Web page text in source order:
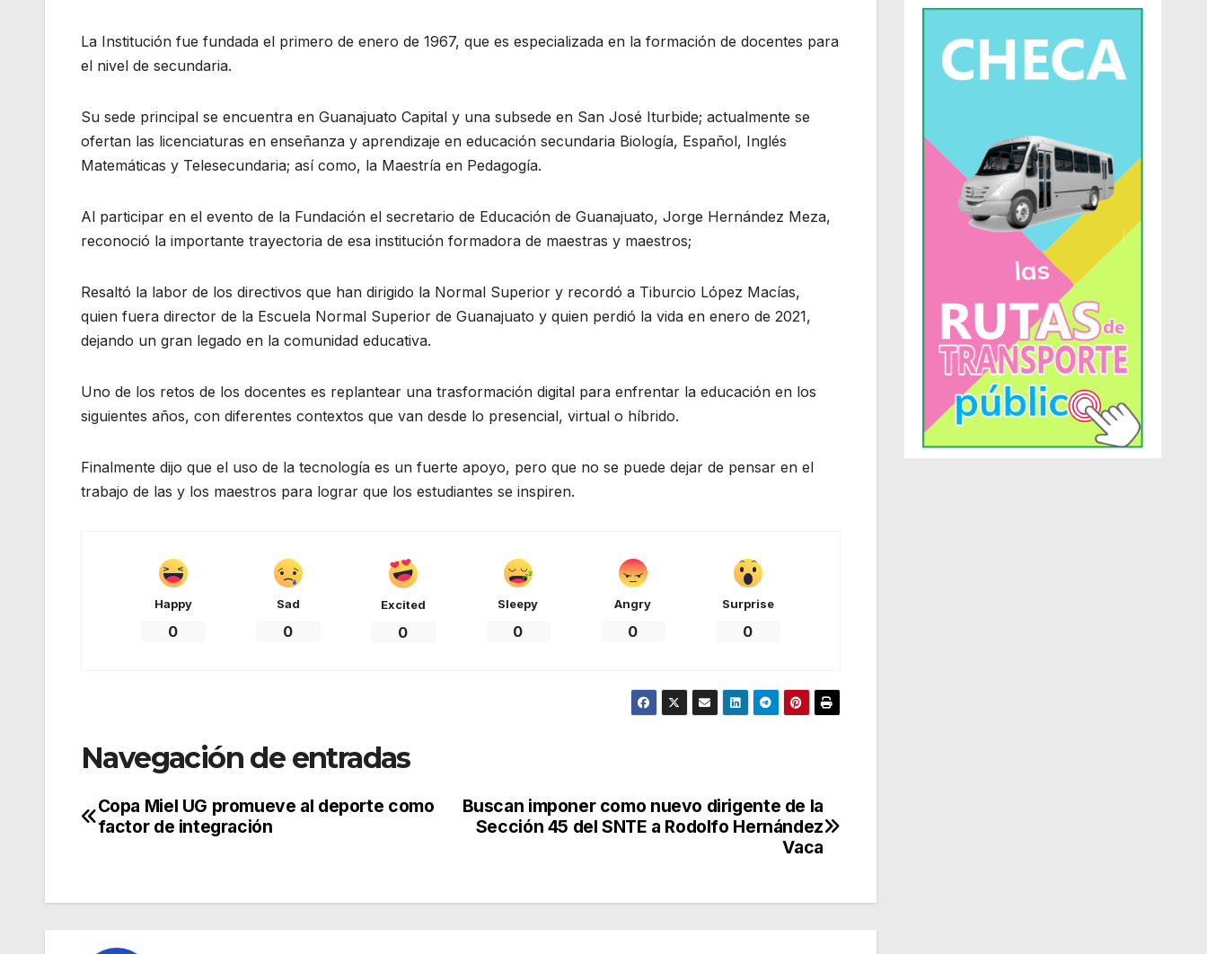
La Institución fue fundada el primero de enero de 1967, que es especializada en la formación de docentes para
el nivel de secundaria.
Su sede principal se encuentra en Guanajuato Capital y una subsede en San José Iturbide; actualmente se
ofertan las licenciaturas en enseñanza y aprendizaje en educación secundaria Biología, Español, Inglés
Matemáticas y Telesecundaria; así como, la Maestría en Pedagogía.
Al participar en el evento de la Fundación el secretario de Educación de Guanajuato, Jorge Hernández Meza,
reconoció la importante trayectoria de esa institución formadora de maestras y maestros;
Resaltó la labor de los directivos que han dirigido la Normal Superior y recordó a Tiburcio López Macías,
quien fuera director de la Escuela Normal Superior de Guanajuato y quien perdió la vida en enero de 2021,
dejando un gran legado en la comunidad educativa.
Uno de los retos de los docentes es replantear una trasformación digital para enfrentar la educación en los
siguientes años, con diferentes contextos que van desde lo presencial, virtual o híbrido.
Finalmente dijo que el uso de la tecnología es un fuerte apoyo, pero que no se puede dejar de pensar en el
trabajo de las y los maestros para lograr que los estudiantes se inspiren.
Happy
0
Sad
0
Excited
0
Sleepy
0
Angry
0
Surprise
0
Navegación de entradas
Buscan imponer como nuevo dirigente de la
Sección 45 del SNTE a Rodolfo Hernández
Vaca
Copa Miel UG promueve al deporte como
factor de integración